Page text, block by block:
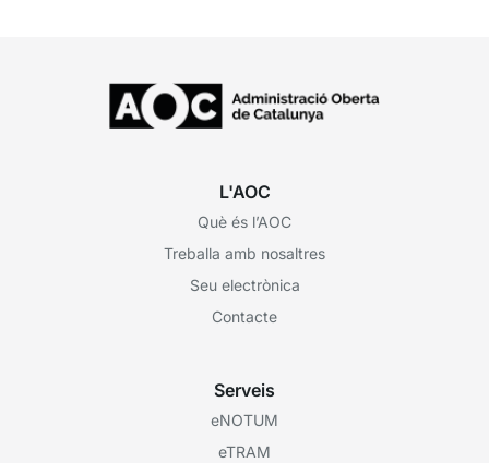
L'AOC
Què és l’AOC
Treballa amb nosaltres
Seu electrònica
Contacte
Serveis
eNOTUM
eTRAM